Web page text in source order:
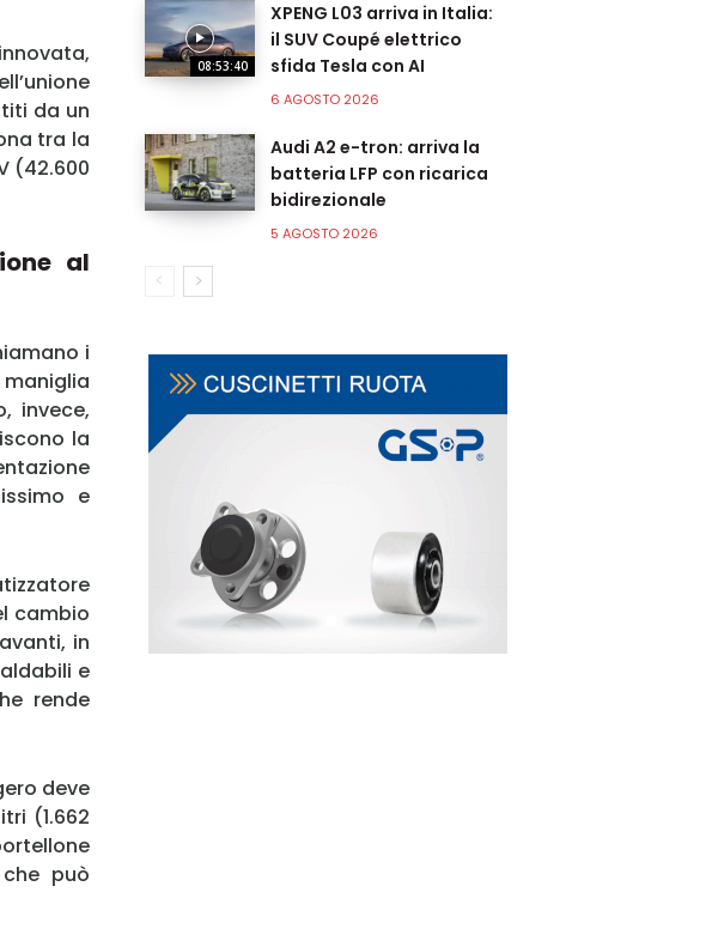
da un
tra la
(42.600
al
i
invece,
la
e
cambio
in
e
rende
deve
(1.662
può
08:53:40
XPENG L03 arriva in Italia:
il SUV Coupé elettrico
sfida Tesla con AI
6 AGOSTO 2026
Audi A2 e-tron: arriva la
batteria LFP con ricarica
bidirezionale
5 AGOSTO 2026